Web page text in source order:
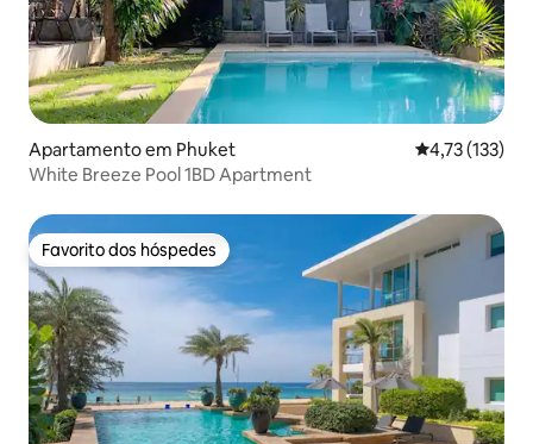
Apartamento em Phuket Classificação
4,73 (133)
White Breeze Pool 1BD Apartment
Favorito dos hóspedes
Favorito dos hóspedes